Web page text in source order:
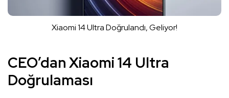
Xiaomi 14 Ultra Doğrulandı, Geliyor!
CEO’dan Xiaomi 14 Ultra
Doğrulaması